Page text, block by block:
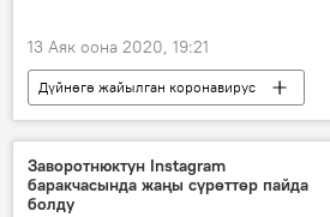
13 Аяк оона 2020, 19:21
Дүйнөгө жайылган коронавирус
Жаңылыктар
Коом
коронавирус
экинчи толкун
Заворотнюктун Instagram
баракчасында жаңы сүрөттөр пайда
болду